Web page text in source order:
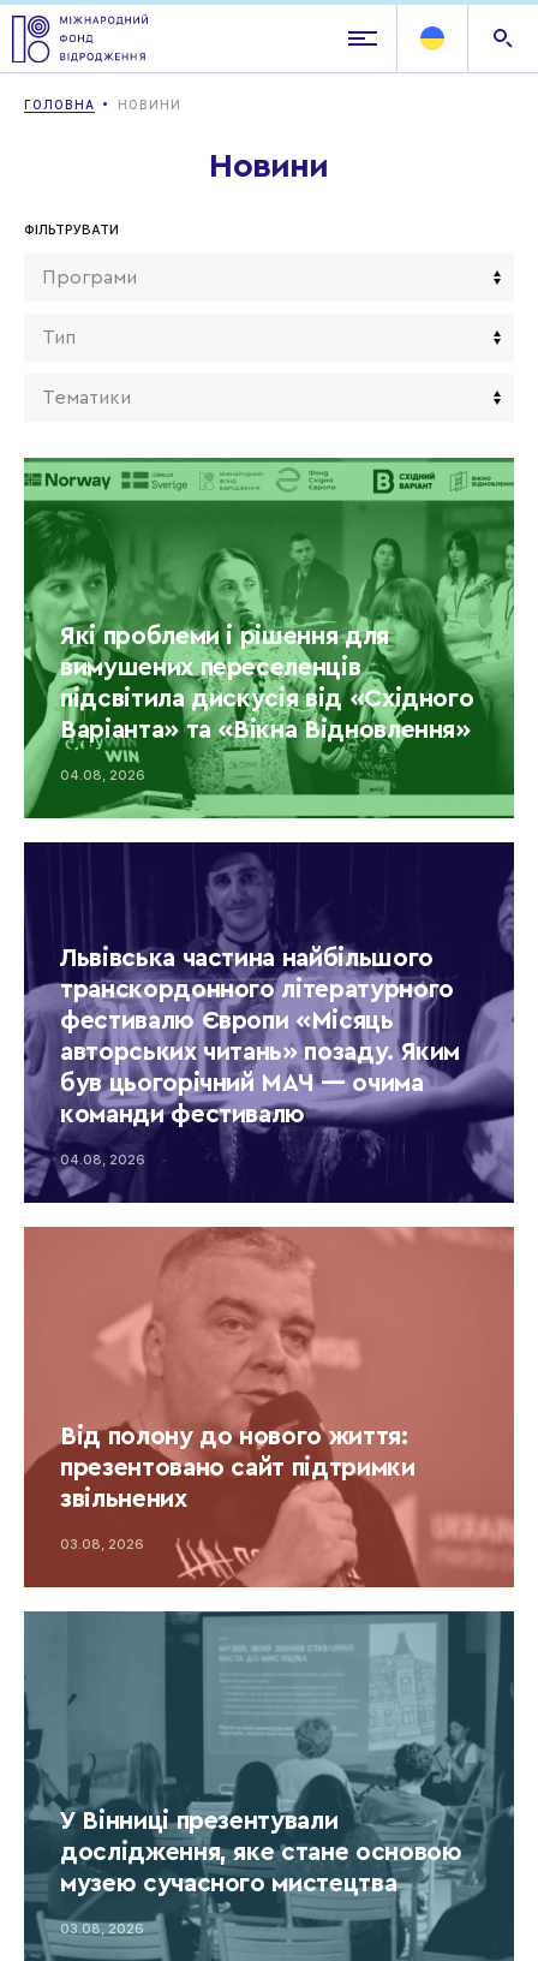
ГОЛОВНА НОВИНИ
Новини
ФІЛЬТРУВАТИ
Програми
Тип
Тематики
Які проблеми і рішення для
вимушених переселенців
підсвітила дискусія від «Східного
Варіанта» та «Вікна Відновлення»
04.08, 2026
Львівська частина найбільшого
транскордонного літературного
фестивалю Європи «Місяць
авторських читань» позаду. Яким
був цьогорічний МАЧ — очима
команди фестивалю
04.08, 2026
Від полону до нового життя:
презентовано сайт підтримки
звільнених
03.08, 2026
У Вінниці презентували
дослідження, яке стане основою
музею сучасного мистецтва
03.08, 2026